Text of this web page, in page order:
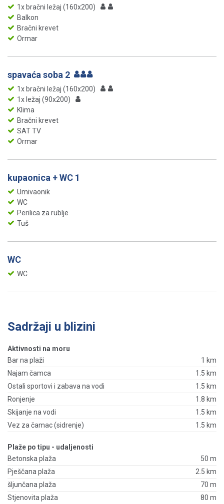
1x bračni ležaj (160x200)
Balkon
Bračni krevet
Ormar
spavaća soba 2
1x bračni ležaj (160x200)
1x ležaj (90x200)
Klima
Bračni krevet
SAT TV
Ormar
kupaonica + WC 1
Umivaonik
WC
Perilica za rublje
Tuš
WC
WC
Sadržaji u blizini
Aktivnosti na moru
Bar na plaži
1 km
Najam čamca
1.5 km
Ostali sportovi i zabava na vodi
1.5 km
Ronjenje
1.8 km
Skijanje na vodi
1.5 km
Vez za čamac (sidrenje)
1.5 km
Plaže po tipu - udaljenosti
Betonska plaža
50 m
Pješčana plaža
2.5 km
šljunčana plaža
70 m
Stjenovita plaža
80 m